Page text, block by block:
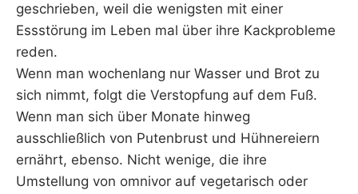
geschrieben, weil die wenigsten mit einer
Essstörung im Leben mal über ihre Kackprobleme
reden.
Wenn man wochenlang nur Wasser und Brot zu
sich nimmt, folgt die Verstopfung auf dem Fuß.
Wenn man sich über Monate hinweg
ausschließlich von Putenbrust und Hühnereiern
ernährt, ebenso. Nicht wenige, die ihre
Umstellung von omnivor auf vegetarisch oder